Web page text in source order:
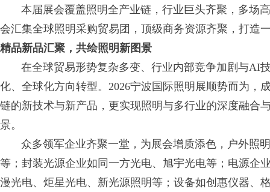
本届展会覆盖照明全产业链，行业巨头齐聚，多场
会汇集全球照明采购贸易团，顶级商务资源齐聚，打造
精品新品汇聚，共绘照明新图景
在全球贸易形势复杂多变、行业内部竞争加剧与AI
化、全球化方向转型。2026宁波国际照明展顺势而为，
链的新技术与新产品，更实现照明与多行业的深度融合
景。
众多领军企业齐聚一堂，为展会增质添色，户外照
等；封装光源企业如同一方光电、旭宇光电等；电源企
漫光电、炬星光电、新光源照明等；设备如创惠仪器、